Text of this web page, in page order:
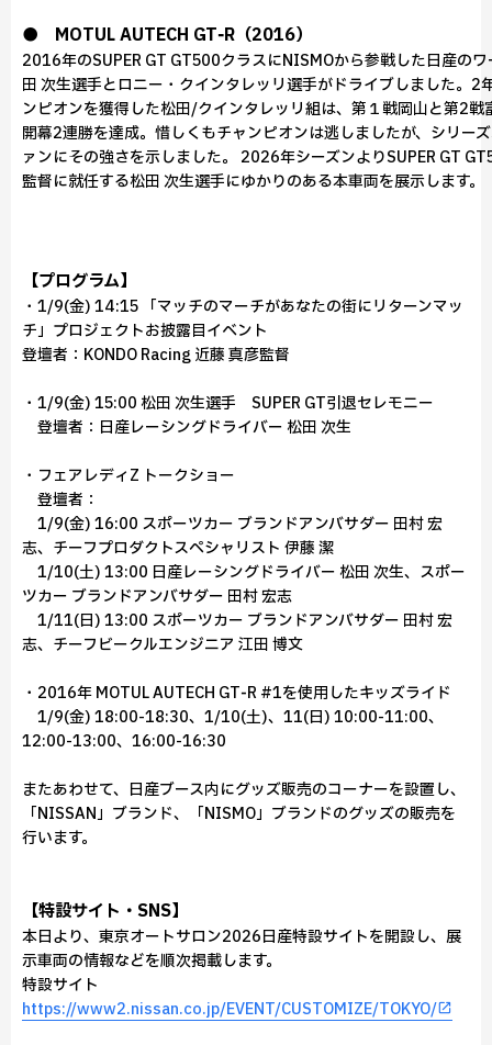
● MOTUL AUTECH GT‑R（2016）
2016年のSUPER GT GT500クラスにNISMOから参戦した日産の
田 次生選手とロニー・クインタレッリ選手がドライブしました。2
ンピオンを獲得した松田/クインタレッリ組は、第１戦岡山と第2戦
開幕2連勝を達成。惜しくもチャンピオンは逃しましたが、シリー
ァンにその強さを示しました。 2026年シーズンよりSUPER GT
監督に就任する松田 次生選手にゆかりのある本車両を展示します。
【プログラム】
・1/9(金) 14:15 「マッチのマーチがあなたの街にリターンマッ
チ」プロジェクトお披露目イベント
登壇者：KONDO Racing 近藤 真彦監督
・1/9(金) 15:00 松田 次生選手 SUPER GT引退セレモニー
登壇者：日産レーシングドライバー 松田 次生
・フェアレディZ トークショー
登壇者：
1/9(金) 16:00 スポーツカー ブランドアンバサダー 田村 宏
志、チーフプロダクトスペシャリスト 伊藤 潔
1/10(土) 13:00 日産レーシングドライバー 松田 次生、スポー
ツカー ブランドアンバサダー 田村 宏志
1/11(日) 13:00 スポーツカー ブランドアンバサダー 田村 宏
志、チーフビークルエンジニア 江田 博文
・2016年 MOTUL AUTECH GT‑R #1を使用したキッズライド
1/9(金) 18:00-18:30、1/10(土)、11(日) 10:00-11:00、
12:00-13:00、16:00-16:30
またあわせて、日産ブース内にグッズ販売のコーナーを設置し、
「NISSAN」ブランド、「NISMO」ブランドのグッズの販売を
行います。
【特設サイト・SNS】
本日より、東京オートサロン2026日産特設サイトを開設し、展
示車両の情報などを順次掲載します。
特設サイト
https://www2.nissan.co.jp/EVENT/CUSTOMIZE/TOKYO/